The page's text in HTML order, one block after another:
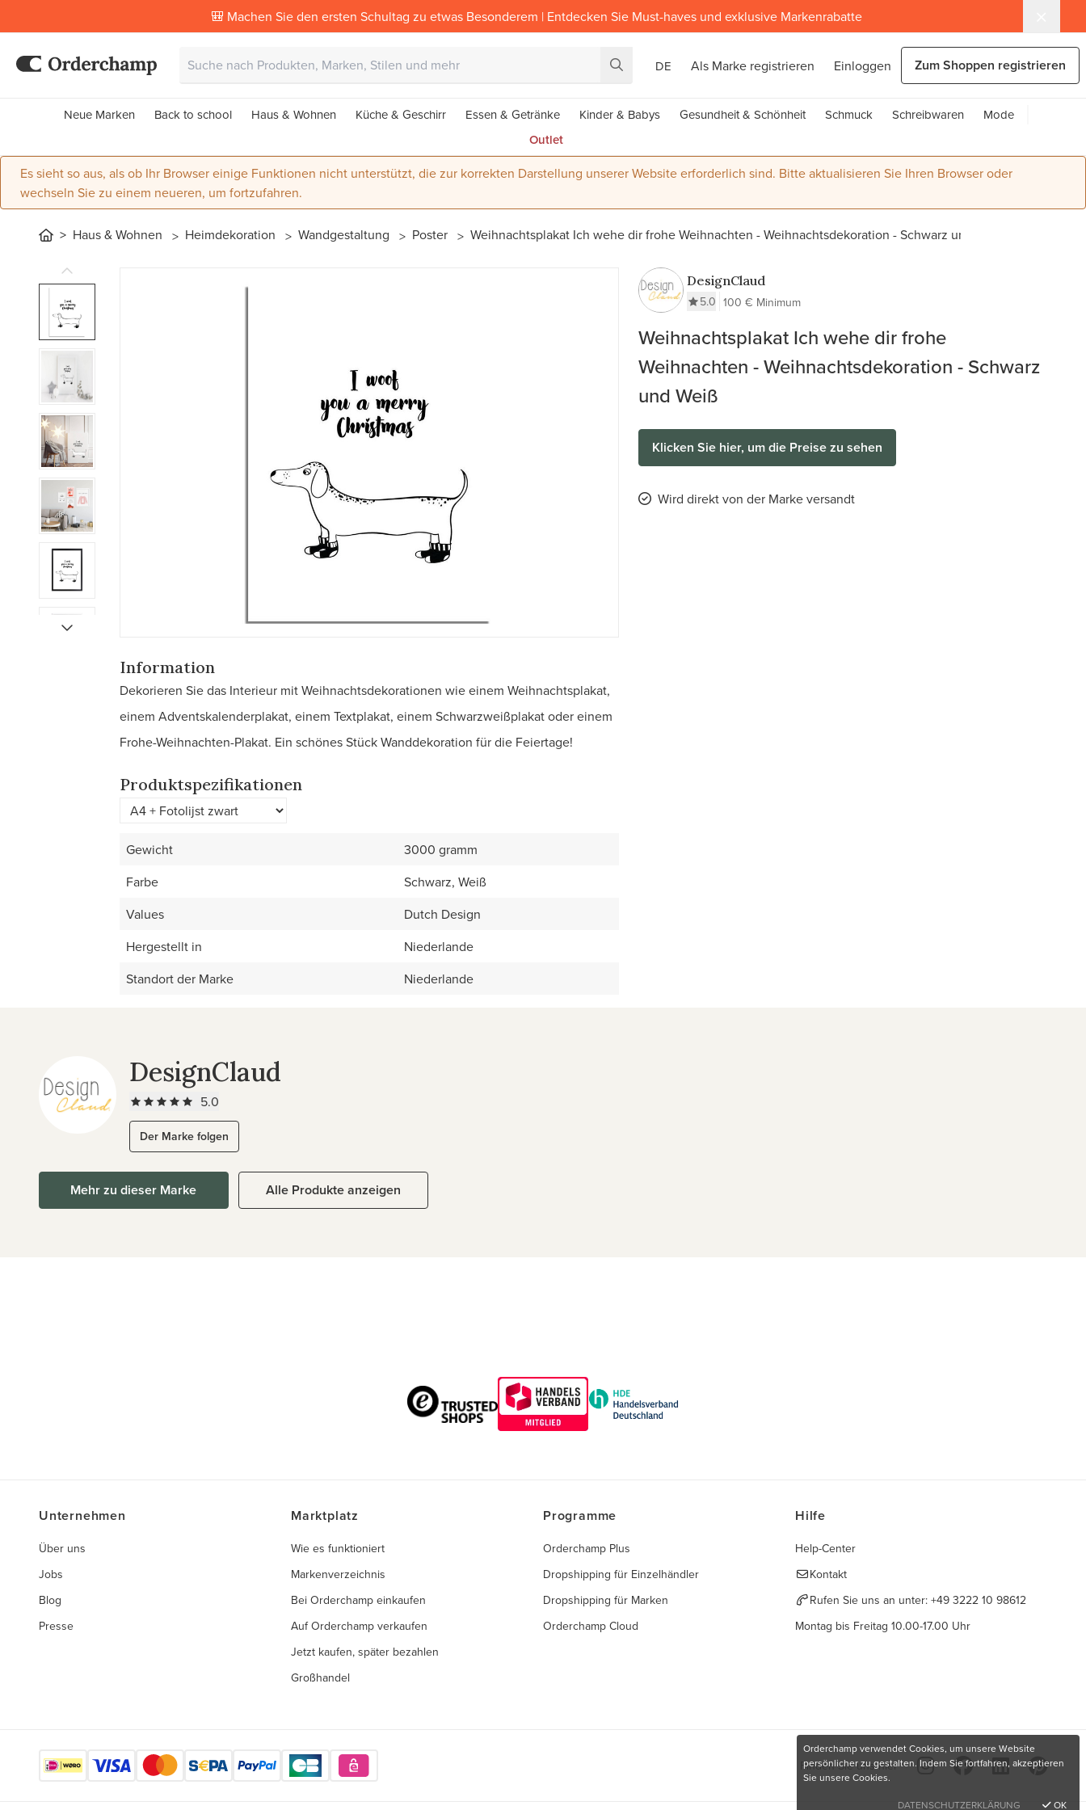
🎒 Machen Sie den ersten Schultag zu etwas Besonderem | Entdecken Sie Must-haves und exklusive Markenrabatte
DE Als Marke registrieren Einloggen Zum Shoppen registrieren
Neue Marken Back to school Haus & Wohnen Küche & Geschirr Essen & Getränke Kinder & Babys Gesundheit & Schönheit Schmuck Schreibwaren
Mode
Outlet
Es sieht so aus, als ob Ihr Browser einige Funktionen nicht unterstützt, die zur korrekten Darstellung unserer Website erforderlich sind. Bitte aktualisieren Sie Ihren Browser oder
wechseln Sie zu einem neueren, um fortzufahren.
Haus & Wohnen Heimdekoration Wandgestaltung Poster Weihnachtsplakat Ich wehe dir frohe Weihnachten - Weihnachtsdekoration - Schwarz und Weiß
DesignClaud
5.0 100 € Minimum
Weihnachtsplakat Ich wehe dir frohe
Weihnachten - Weihnachtsdekoration - Schwarz
und Weiß
Klicken Sie hier, um die Preise zu sehen
Wird direkt von der Marke versandt
Information
Dekorieren Sie das Interieur mit Weihnachtsdekorationen wie einem Weihnachtsplakat,
einem Adventskalenderplakat, einem Textplakat, einem Schwarzweißplakat oder einem
Frohe-Weihnachten-Plakat. Ein schönes Stück Wanddekoration für die Feiertage!
Produktspezifikationen
Gewicht
3000 gramm
Farbe
Schwarz, Weiß
Values
Dutch Design
Hergestellt in
Niederlande
Standort der Marke
Niederlande
DesignClaud
5.0
Der Marke folgen
Mehr zu dieser Marke Alle Produkte anzeigen
Unternehmen
Über uns
Jobs
Blog
Presse
Marktplatz
Wie es funktioniert
Markenverzeichnis
Bei Orderchamp einkaufen
Auf Orderchamp verkaufen
Jetzt kaufen, später bezahlen
Großhandel
Programme
Orderchamp Plus
Dropshipping für Einzelhändler
Dropshipping für Marken
Orderchamp Cloud
Hilfe
Help-Center
Kontakt
Rufen Sie uns an unter: +49 3222 10 98612
Montag bis Freitag 10.00-17.00 Uhr
Finden Sie uns hier
Orderchamp verwendet Cookies, um unsere Website
persönlicher zu gestalten. Indem Sie fortfahren, akzeptieren
Sie unsere Cookies.
DATENSCHUTZERKLÄRUNG
OK